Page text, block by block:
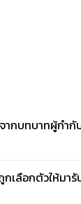
ากบทบาทผู้กำ
เลือกตัวให้มา